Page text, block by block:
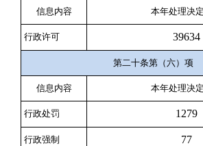
信息内容 本年处理决
行政许可 39634
第二十条第（六）项
信息内容 本年处理决
行政处罚 1279
行政强制 77